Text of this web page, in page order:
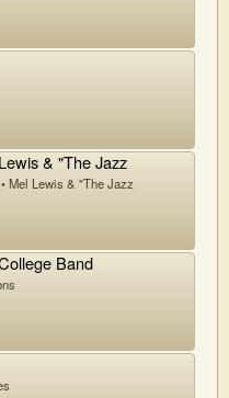
& "The Jazz
Mel Lewis & "The Jazz
Band